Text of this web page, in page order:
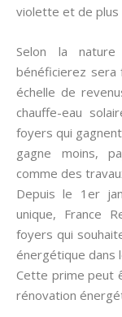
violette et de plus
Selon la
bénéficierez
échelle de
chauffe-eau
foyers qui
gagne moins,
comme des
Depuis le 1er
unique, France
foyers qui
énergétique dans
Cette prime peut
rénovation